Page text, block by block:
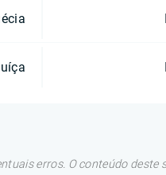
erros. O conteúdo deste